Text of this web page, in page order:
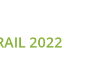
2022